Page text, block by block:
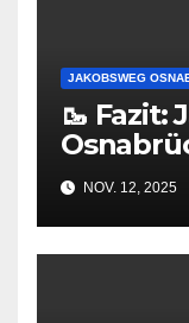
JAKOBSWEG
🥾 Fazit:
– 183,96
Leben!
NOV. 12, 2025